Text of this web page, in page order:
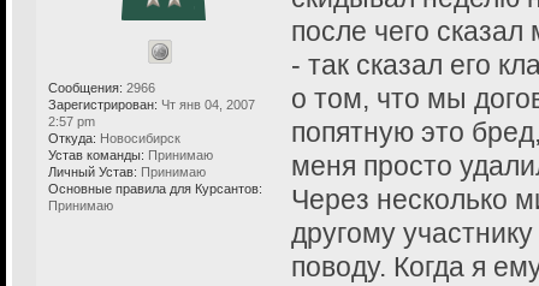
Сообщения: 2966
Зарегистрирован: Чт янв 04, 2007
2:57 pm
Откуда: Новосибирск
Устав команды: Принимаю
Личный Устав: Принимаю
Основные правила для Курсантов:
Принимаю
после чего
- так сказал его
о том, что мы
попятную это
меня просто
Через несколько
другому
поводу. Когда я